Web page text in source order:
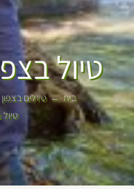
טיול
בית טיולים בצפון